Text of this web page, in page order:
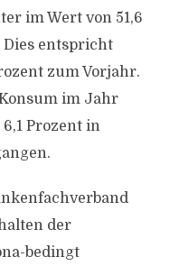
im Wert von 51,6
entspricht
zum Vorjahr.
im Jahr
Prozent in
der
bedingt